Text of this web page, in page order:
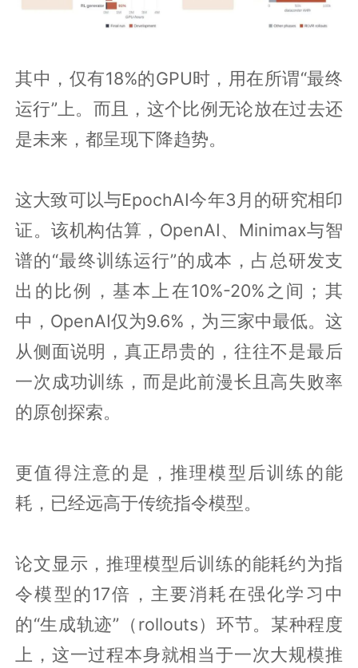
其中，仅有18%的GPU时，用在所谓“最终
运行”上。而且，这个比例无论放在过去还
是未来，都呈现下降趋势。
这大致可以与EpochAI今年3月的研究相印
证。该机构估算，OpenAI、Minimax与智
谱的“最终训练运行”的成本，占总研发支
出的比例，基本上在10%-20%之间；其
中，OpenAI仅为9.6%，为三家中最低。这
从侧面说明，真正昂贵的，往往不是最后
一次成功训练，而是此前漫长且高失败率
的原创探索。
更值得注意的是，推理模型后训练的能
耗，已经远高于传统指令模型。
论文显示，推理模型后训练的能耗约为指
令模型的17倍，主要消耗在强化学习中
的“生成轨迹”（rollouts）环节。某种程度
上，这一过程本身就相当于一次大规模推